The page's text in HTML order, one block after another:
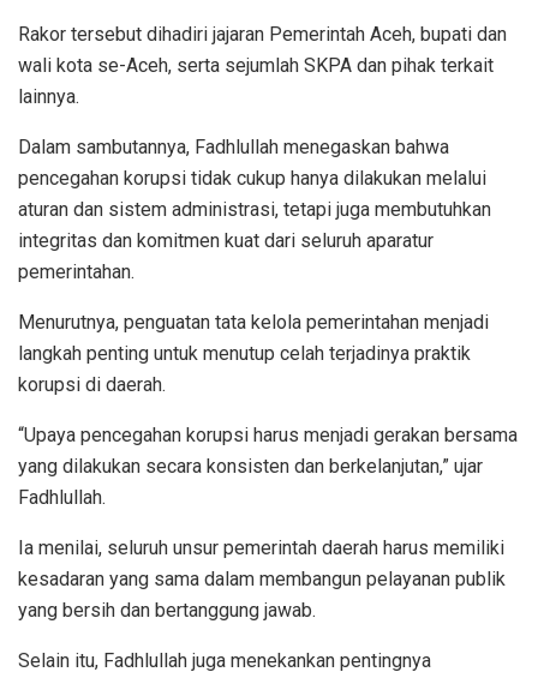
Rakor tersebut dihadiri jajaran Pemerintah Aceh, bupati dan
wali kota se-Aceh, serta sejumlah SKPA dan pihak terkait
lainnya.
Dalam sambutannya, Fadhlullah menegaskan bahwa
pencegahan korupsi tidak cukup hanya dilakukan melalui
aturan dan sistem administrasi, tetapi juga membutuhkan
integritas dan komitmen kuat dari seluruh aparatur
pemerintahan.
Menurutnya, penguatan tata kelola pemerintahan menjadi
langkah penting untuk menutup celah terjadinya praktik
korupsi di daerah.
“Upaya pencegahan korupsi harus menjadi gerakan bersama
yang dilakukan secara konsisten dan berkelanjutan,” ujar
Fadhlullah.
Ia menilai, seluruh unsur pemerintah daerah harus memiliki
kesadaran yang sama dalam membangun pelayanan publik
yang bersih dan bertanggung jawab.
Selain itu, Fadhlullah juga menekankan pentingnya